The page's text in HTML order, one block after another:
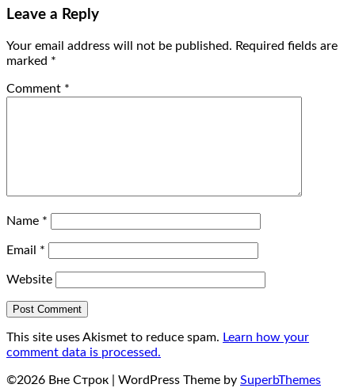
Leave a Reply
Your email address will not be published. Required fields are
marked *
Comment *
Name *
Email *
Website
This site uses Akismet to reduce spam. Learn how your
comment data is processed.
©2026 Вне Строк | WordPress Theme by SuperbThemes